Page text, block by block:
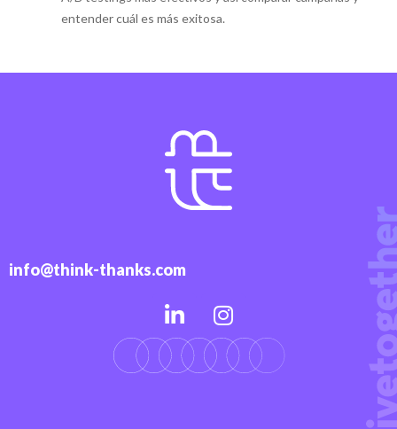
entender cuál es más exitosa.
info@think-thanks.com